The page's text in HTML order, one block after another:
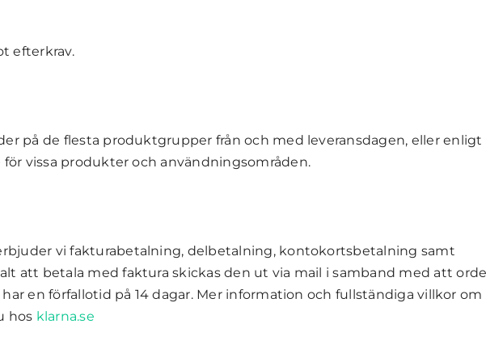
efterkrav.
på de flesta produktgrupper från och med leveransdagen, eller enligt
vissa produkter och användningsområden.
vi fakturabetalning, delbetalning, kontokortsbetalning samt
att betala med faktura skickas den ut via mail i samband med att
har en förfallotid på 14 dagar. Mer information och fullständiga villkor om
hos klarna.se